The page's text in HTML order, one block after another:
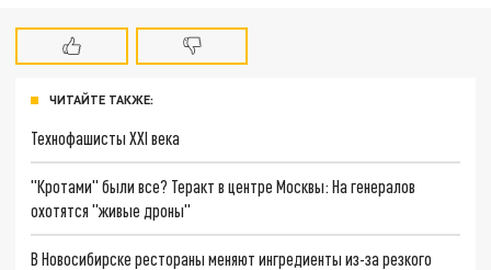
ЧИТАЙТЕ ТАКЖЕ:
Технофашисты XXI века
"Кротами" были все? Теракт в центре Москвы: На генералов
охотятся "живые дроны"
В Новосибирске рестораны меняют ингредиенты из-за резкого